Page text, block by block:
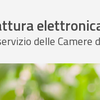
delle Camere